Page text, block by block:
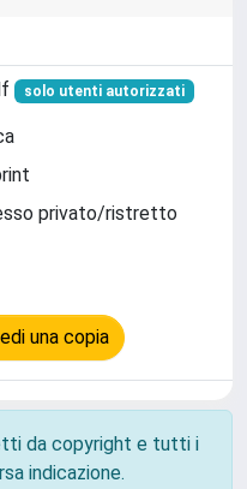
solo utenti autorizzati
privato/ristretto
una copia
da copyright e tutti i
indicazione.